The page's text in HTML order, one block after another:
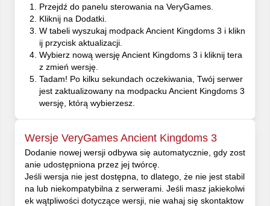
Przejdź do panelu sterowania na VeryGames.
Kliknij na Dodatki.
W tabeli wyszukaj modpack Ancient Kingdoms 3 i klikn
ij przycisk aktualizacji.
Wybierz nową wersję Ancient Kingdoms 3 i kliknij tera
z zmień wersję.
Tadam! Po kilku sekundach oczekiwania, Twój serwer
jest zaktualizowany na modpacku Ancient Kingdoms 3
wersję, którą wybierzesz.
Wersje VeryGames Ancient Kingdoms 3
Dodanie nowej wersji odbywa się automatycznie, gdy zost
anie udostępniona przez jej twórcę.
Jeśli wersja nie jest dostępna, to dlatego, że nie jest stabil
na lub niekompatybilna z serwerami. Jeśli masz jakiekolwi
ek wątpliwości dotyczące wersji, nie wahaj się skontaktow